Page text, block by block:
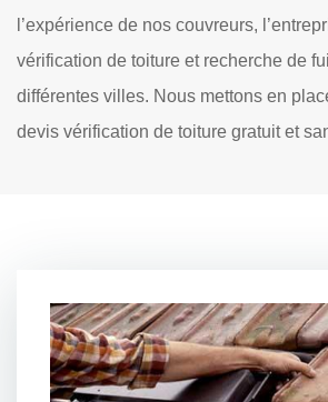
l’expérience de nos couvreurs,
vérification de toiture et recherche de
différentes villes. Nous mettons en
devis vérification de toiture gratuit et